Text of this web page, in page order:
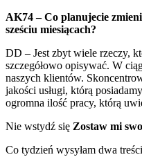
AK74 – Co planujecie
sześciu miesiącach?
DD – Jest zbyt wiele rzeczy,
szczegółowo opisywać. W
naszych klientów.
jakości usługi, którą
ogromna ilość pracy, którą
Nie wstydź się Zostaw mi
Co tydzień wysyłam dwa